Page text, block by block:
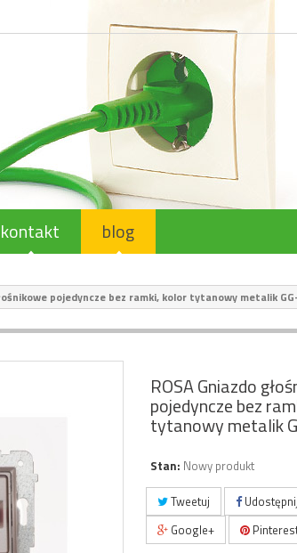
kontakt blog
pojedyncze bez ramki, kolor tytanowy metalik
ROSA Gniazdo
pojedyncze bez
tytanowy metalik
Stan: Nowy produkt
Tweetuj
Udostępnij
Google+